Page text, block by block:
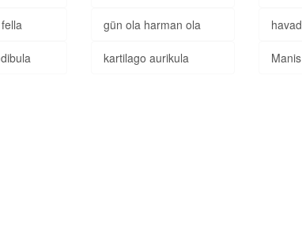
gün ola harman ola
kartilago aurikula